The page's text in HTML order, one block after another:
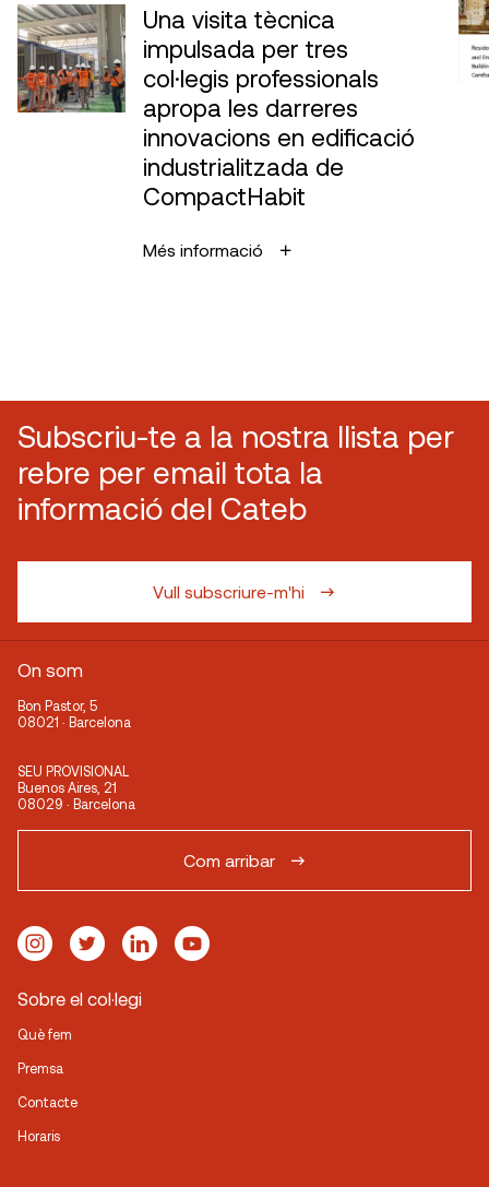
Una visita tècnica
impulsada per tres
col·legis professionals
apropa les darreres
innovacions en edificació
industrialitzada de
CompactHabit
Més informació
Subscriu-te a la nostra llista per
rebre per email tota la
informació del Cateb
Vull subscriure-m'hi
On som
Bon Pastor, 5
08021 · Barcelona
SEU PROVISIONAL
Buenos Aires, 21
08029 · Barcelona
Com arribar
Sobre el col·legi
Què fem
Premsa
Contacte
Horaris